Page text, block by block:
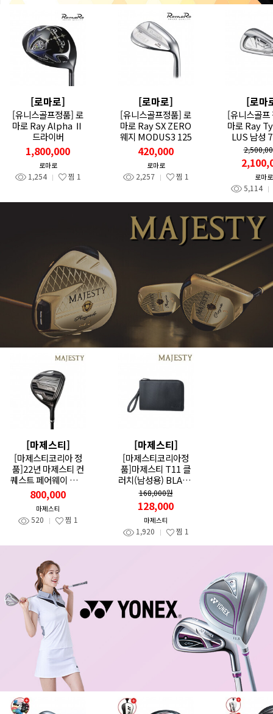
[로마로]
[유니스골프정품] 로
마로 Ray Alpha Ⅱ
드라이버
1,800,000
로마로
1,254 찜 1
[로마로]
[유니스골프정품] 로
마로 Ray SX ZERO
웨지 MODUS3 125
420,000
로마로
2,257 찜 1
[로마
[유니스골프
마로 Ray
LUS 남성
로마로
5,114
[마제스티]
[마제스티코리아 정
품]22년 마제스티 컨
퀘스트 페어웨이 우드
카본
800,000
마제스티
520 찜 1
[마제스티]
[마제스티코리아정
품]마제스티 T11 클
러치(남성용) BLACK
_GF
168,000원
128,000
마제스티
1,920 찜 1